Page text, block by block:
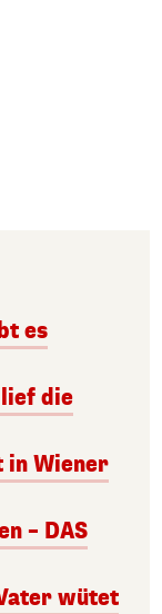
es
die
in Wiener
– DAS
wütet